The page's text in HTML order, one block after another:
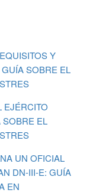
Y
SOBRE EL
EJÉRCITO
SOBRE EL
UN OFICIAL
DN-III-E: GUÍA
EN